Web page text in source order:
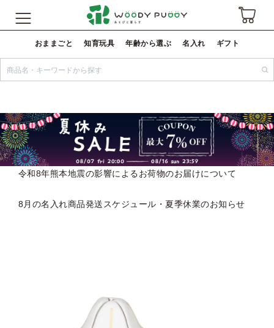
おままごと 知育玩具 年齢から選ぶ 名入れ ギフト
令和8年熊本地震の影響によるお荷物のお届けについて
8月の名入れ商品発送スケジュール・夏季休業のお知らせ